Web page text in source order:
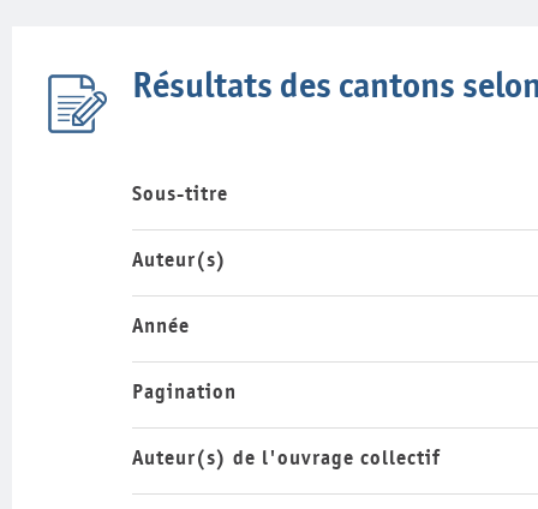
Résultats des cantons
Sous-titre
Auteur(s)
Année
Pagination
Auteur(s) de l'ouvrage collectif